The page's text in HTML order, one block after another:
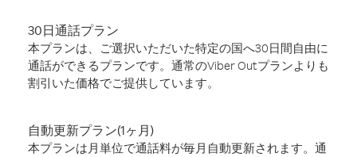
30日通話プラン
本プランは、ご選択いただいた特定の国へ30日間自由に
通話ができるプランです。通常のViber Outプランよりも
割引いた価格でご提供しています。
自動更新プラン(1ヶ月)
本プランは月単位で通話料が毎月自動更新されます。通